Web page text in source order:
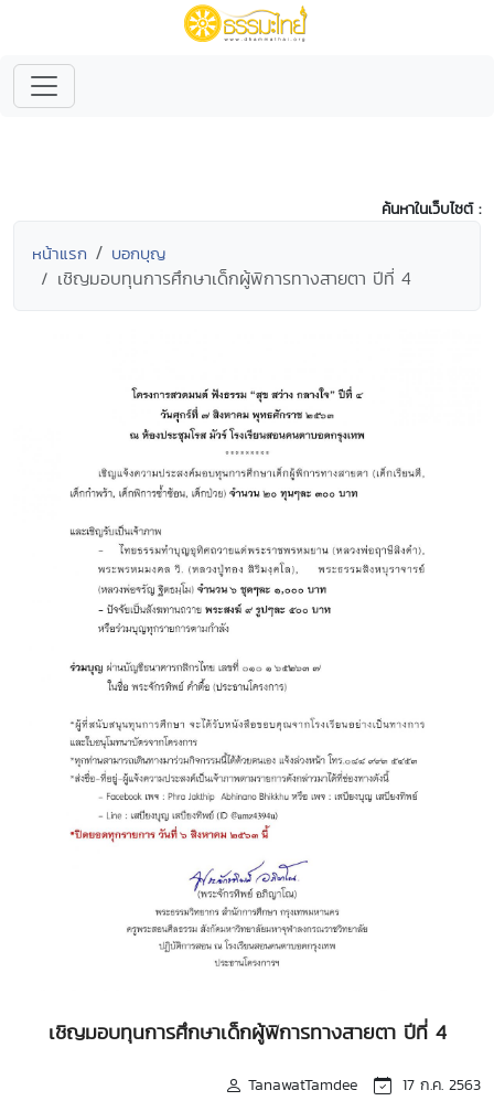
ค้นหาในเว็บไซต์ :
หน้าแรก บอกบุญ
เชิญมอบทุนการศึกษาเด็กผู้พิการทางสายตา ปีที่ 4
เชิญมอบทุนการศึกษาเด็กผู้พิการทางสายตา ปีที่ 4
TanawatTamdee 17 ก.ค. 2563